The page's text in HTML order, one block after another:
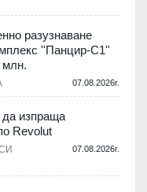
разузнаване
''Панцир-С1''
млн.
07.08.2026г.
изпраща
Revolut
07.08.2026г.